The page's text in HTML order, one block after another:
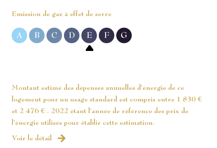
Emission de gaz à effet de serre
A B C D E F G
Montant estimé des dépenses annuelles d'énergie de ce
logement pour un usage standard est compris entre 1 830 €
et 2 476 € . 2022 étant l'année de référence des prix de
l'énergie utilisés pour établir cette estimation.
Voir le détail